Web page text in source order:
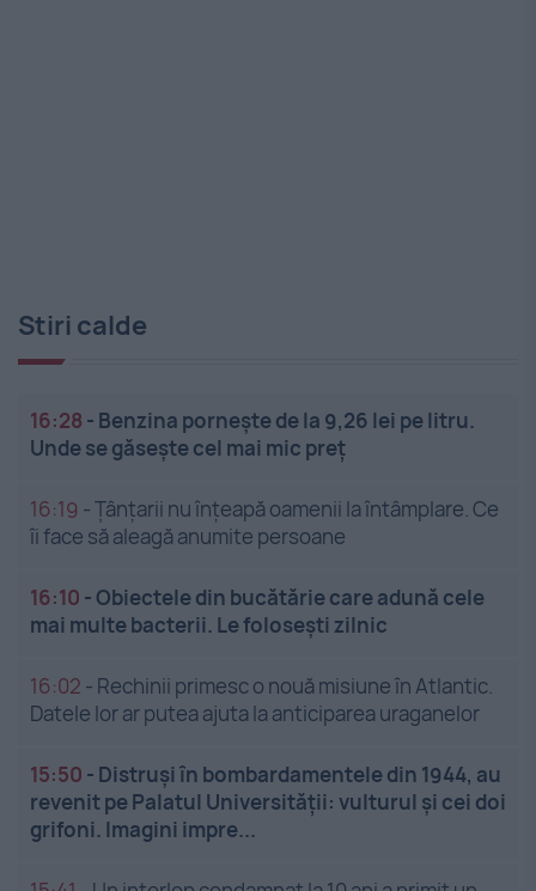
Stiri calde
16:28 - Benzina pornește de la 9,26 lei pe litru.
Unde se găsește cel mai mic preț
16:19 -Țânțarii nu înțeapă oamenii la întâmplare. Ce
îi face să aleagă anumite persoane
16:10 -Obiectele din bucătărie care adună cele
mai multe bacterii. Le folosești zilnic
16:02 - Rechinii primesc o nouă misiune în Atlantic.
Datele lor ar putea ajuta la anticiparea uraganelor
15:50 - Distruși în bombardamentele din 1944, au
revenit pe Palatul Universității: vulturul și cei doi
grifoni. Imagini impre...